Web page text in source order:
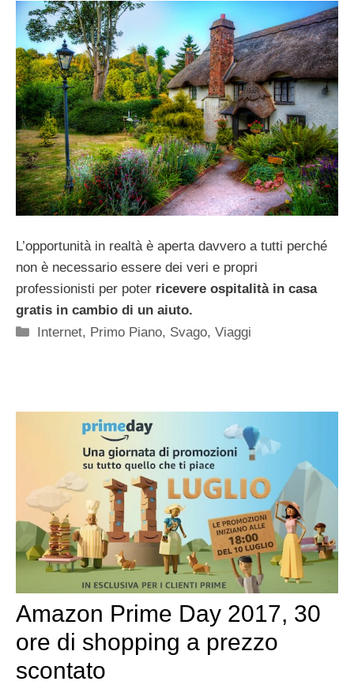
L’opportunità in realtà è aperta davvero a tutti perché
non è necessario essere dei veri e propri
professionisti per poter ricevere ospitalità in casa
gratis in cambio di un aiuto.
Categorie
Internet, Primo Piano, Svago,Viaggi
Amazon Prime Day 2017, 30
ore di shopping a prezzo
scontato